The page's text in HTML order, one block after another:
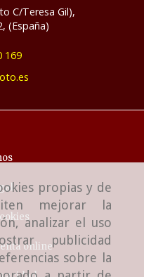
propias y de
mejorar la
analizar el uso
publicidad
sobre la
C/Teresa Gil),
, (España)
169
online